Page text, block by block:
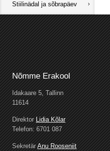
Stiilinädal ja sõbrapäev
Nõmme Erakool
Idakaare 5, Tallinn
11614
DirektorLidia Kõlar
Telefon: 6701 087
SekretärAnu Rooseniit